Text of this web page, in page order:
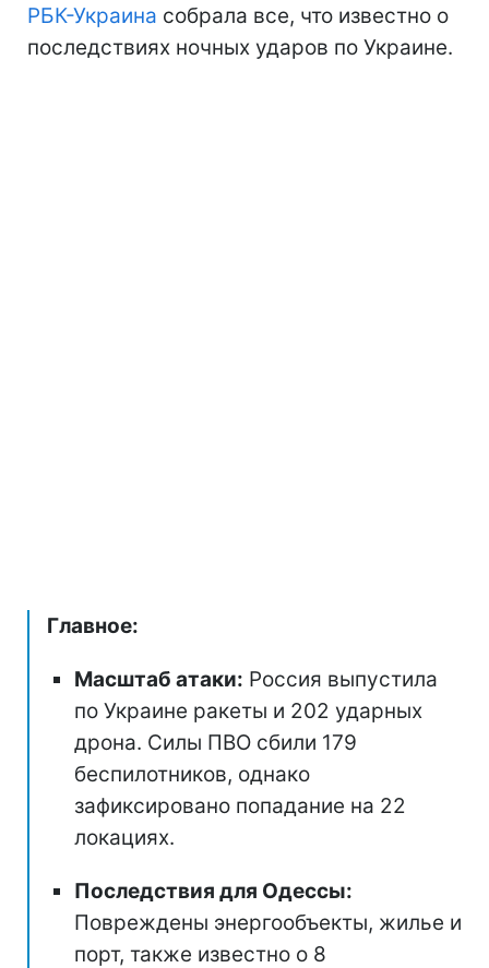
РБК-Украина собрала все, что известно о
последствиях ночных ударов по Украине.
Главное:
Масштаб атаки: Россия выпустила
по Украине ракеты и 202 ударных
дрона. Силы ПВО сбили 179
беспилотников, однако
зафиксировано попадание на 22
локациях.
Последствия для Одессы:
Повреждены энергообъекты, жилье и
порт, также известно о 8